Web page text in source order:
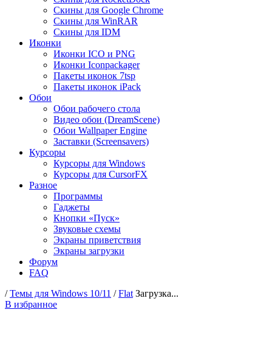
Скины для Google Chrome
Скины для WinRAR
Скины для IDM
Иконки
Иконки ICO и PNG
Иконки Iconpackager
Пакеты иконок 7tsp
Пакеты иконок iPack
Обои
Обои рабочего стола
Видео обои (DreamScene)
Обои Wallpaper Engine
Заставки (Screensavers)
Курсоры
Курсоры для Windows
Курсоры для CursorFX
Разное
Программы
Гаджеты
Кнопки «Пуск»
Звуковые схемы
Экраны приветствия
Экраны загрузки
Форум
FAQ
/Темы для Windows 10/11 /Flat Загрузка...
В избранное